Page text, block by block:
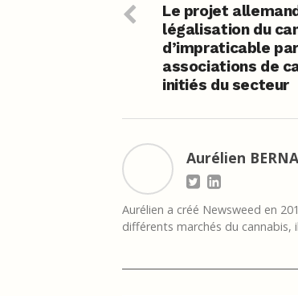
Le projet
légalisation du
d’impraticable
associations de
initiés du secteur
Aurélien
Aurélien a créé Newsweed en
différents marchés du cannabis,